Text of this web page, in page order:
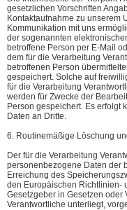
gesetzlichen Vorschriften
Kontaktaufnahme zu unserem
Kommunikation mit uns
der sogenannten
betroffene Person per E-Mail
dem für die Verarbeitung
betroffenen Person
gespeichert. Solche auf
für die Verarbeitung
werden für Zwecke der
Person gespeichert. Es erfolgt
Daten an Dritte.
6. Routinemäßige Löschung
Der für die Verarbeitung
personenbezogene Daten der
Erreichung des
den Europäischen Richtlinien-
Gesetzgeber in Gesetzen oder
Verantwortliche unterliegt,